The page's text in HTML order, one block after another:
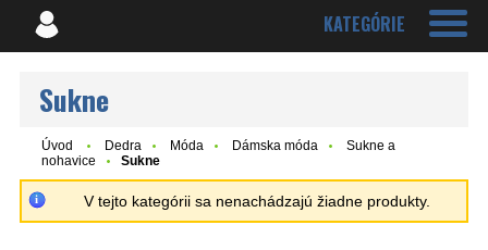
KATEGÓRIE
Sukne
Úvod Dedra Móda Dámska móda
Sukne a
nohavice
Sukne
V tejto kategórii sa nenachádzajú žiadne produkty.